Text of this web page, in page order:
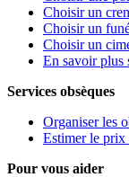
Choisir un
Choisir un
Choisir un
En savoir plus
Services obsèques
Organiser les
Estimer le prix
Pour vous aider